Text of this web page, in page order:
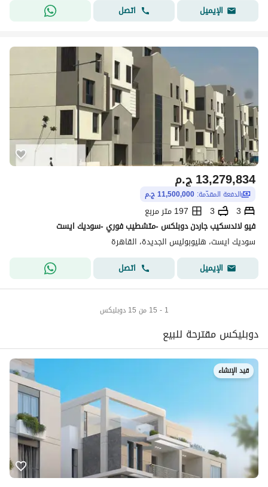
الإيميل
اتصل
ج.م13,279,834
الدفعة المقدّمة: 11,500,000 ج.م
3
3
197 متر مربع
فيو لاندسكيب جاردن دوبلكس -متشطيب فوري -سوديك ايست
سوديك ايست، هليوبوليس الجديدة، القاهرة
الإيميل
اتصل
1 - 15 من 15 دوبليكس
دوبليكس مقترحة للبيع
قيد الإنشاء